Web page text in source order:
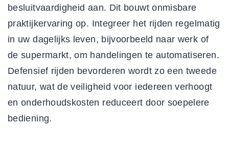
besluitvaardigheid aan. Dit bouwt onmisbare
praktijkervaring op. Integreer het rijden regelmatig
in uw dagelijks leven, bijvoorbeeld naar werk of
de supermarkt, om handelingen te automatiseren.
Defensief rijden bevorderen wordt zo een tweede
natuur, wat de veiligheid voor iedereen verhoogt
en onderhoudskosten reduceert door soepelere
bediening.